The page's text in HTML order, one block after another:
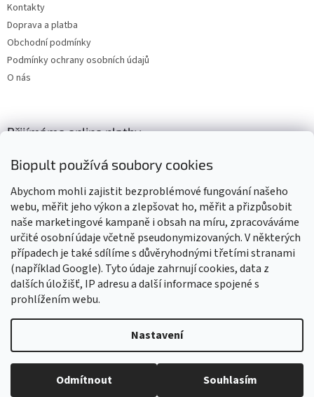
Biopult používá soubory cookies
Abychom mohli zajistit bezproblémové fungování našeho
webu, měřit jeho výkon a zlepšovat ho, měřit a přizpůsobit
naše marketingové kampaně i obsah na míru, zpracováváme
určité osobní údaje včetně pseudonymizovaných. V některých
případech je také sdílíme s důvěryhodnými třetími stranami
(například Google). Tyto údaje zahrnují cookies, data z
dalších úložišť, IP adresu a další informace spojené s
prohlížením webu.
Nastavení
Odmítnout Souhlasím
Vážení zákazníci, z důvodu čerpání dovolené budou všechny
objednávky přijaté v tomto období expedovány od 17. srpna 2026.
Děkujeme za pochopení, trpělivost i vaši přízeň. Přejeme vám krásné
Kontakty
Doprava a platba
Obchodní podmínky
Podmínky ochrany osobních údajů
O nás
Přijímáme online platby
Výrobky označené BIO jsou certifikované kontrolní organizací CZ-
BIO-003
Copyright 2026Biopult.cz. Všechna práva vyhrazena.Upravit